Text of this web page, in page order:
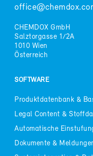
CHEM­DOX GmbH
Salztor­gas­se 1/2A
1010 Wien
Ös­ter­reich
SOFT­WARE
Pro­dukt­da­ten­bank &
Le­gal Con­tent &
Au­to­ma­ti­sche
Do­ku­men­te &